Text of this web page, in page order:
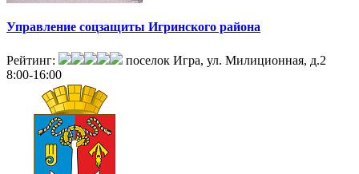
Управление соцзащиты Игринского района
Рейтинг:
поселок Игра, ул. Милиционная, д.2
8:00-16:00